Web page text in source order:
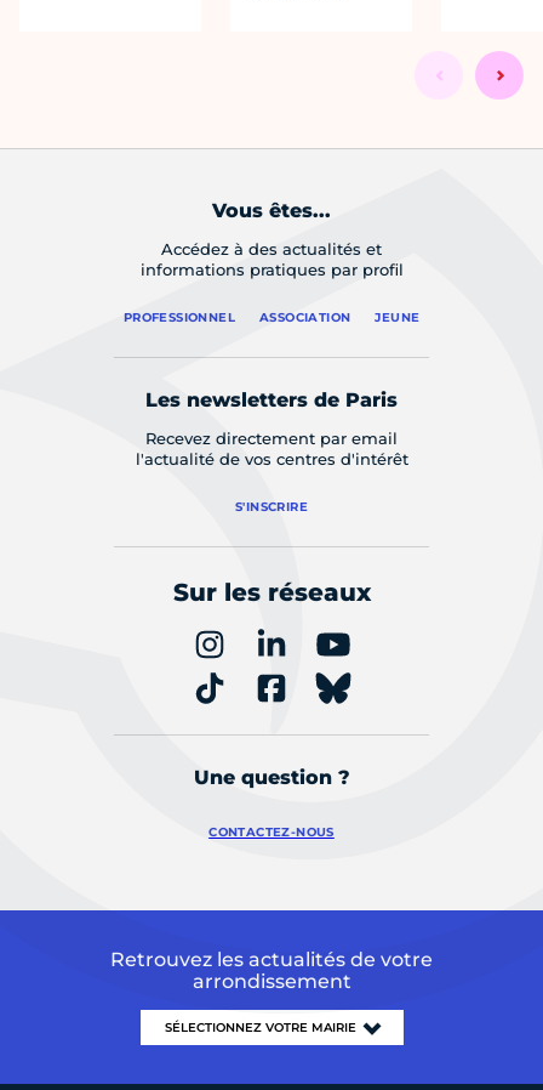
Vous êtes...
Accédez à des actualités et
informations pratiques par profil
PROFESSIONNEL ASSOCIATION JEUNE
Les newsletters de Paris
Recevez directement par email
l'actualité de vos centres d'intérêt
S'INSCRIRE
Sur les réseaux
Une question ?
CONTACTEZ-NOUS
Retrouvez les actualités de votre
arrondissement